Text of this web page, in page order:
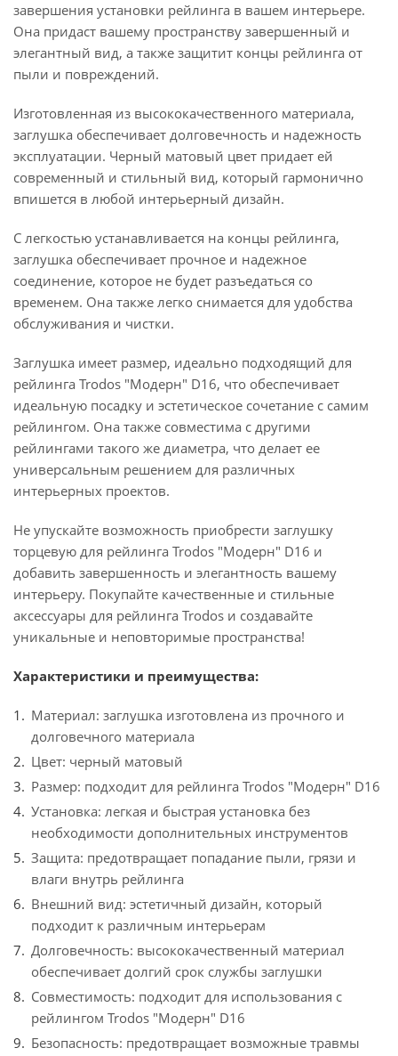
завершения установки рейлинга в вашем интерьере.
Она придаст вашему пространству завершенный и
элегантный вид, а также защитит концы рейлинга от
пыли и повреждений.
Изготовленная из высококачественного материала,
заглушка обеспечивает долговечность и надежность
эксплуатации. Черный матовый цвет придает ей
современный и стильный вид, который гармонично
впишется в любой интерьерный дизайн.
С легкостью устанавливается на концы рейлинга,
заглушка обеспечивает прочное и надежное
соединение, которое не будет разъедаться со
временем. Она также легко снимается для удобства
обслуживания и чистки.
Заглушка имеет размер, идеально подходящий для
рейлинга Trodos "Модерн" D16, что обеспечивает
идеальную посадку и эстетическое сочетание с самим
рейлингом. Она также совместима с другими
рейлингами такого же диаметра, что делает ее
универсальным решением для различных
интерьерных проектов.
Не упускайте возможность приобрести заглушку
торцевую для рейлинга Trodos "Модерн" D16 и
добавить завершенность и элегантность вашему
интерьеру. Покупайте качественные и стильные
аксессуары для рейлинга Trodos и создавайте
уникальные и неповторимые пространства!
Характеристики и преимущества:
Материал: заглушка изготовлена из прочного и
долговечного материала
Цвет: черный матовый
Размер: подходит для рейлинга Trodos "Модерн" D16
Установка: легкая и быстрая установка без
необходимости дополнительных инструментов
Защита: предотвращает попадание пыли, грязи и
влаги внутрь рейлинга
Внешний вид: эстетичный дизайн, который
подходит к различным интерьерам
Долговечность: высококачественный материал
обеспечивает долгий срок службы заглушки
Совместимость: подходит для использования с
рейлингом Trodos "Модерн" D16
Безопасность: предотвращает возможные травмы